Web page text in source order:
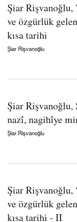
Şiar
ve özgürlük
kısa tarihi
Şiar Rişvanoğlu
about Şiar Rişvanoğlu,
Şiar Rişvanoğlu,
nazî, nagihîye
Şiar Rişvanoğlu
about Şiar Rişvanoğlu,
Şiar Rişvanoğlu,
ve özgürlük
kısa tarihi - II